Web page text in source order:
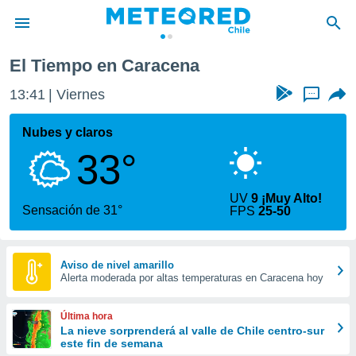
de
por
que se
calidad.
a este
las
y
forma
digital
basada
El Tiempo en Caracena
13:41 Viernes ...
Nubes y claros
33°
Sensación de 31°
UV9 ¡Muy Alto!
FPS25-50
Aviso de nivel amarillo
Alerta moderada por altas temperaturas en Caracena hoy
Última hora
La nieve sorprenderá al valle de Chile centro-sur
este fin de semana